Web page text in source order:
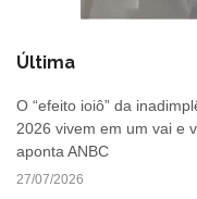
Última
O “efeito ioiô” da
2026 vivem em um vai e
aponta ANBC
27/07/2026